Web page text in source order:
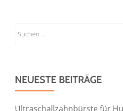
NEUESTE BEITRÄGE
Ultraschallzahnbürste für